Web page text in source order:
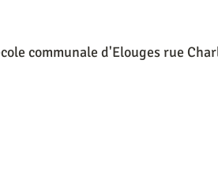
communale d'Elouges rue